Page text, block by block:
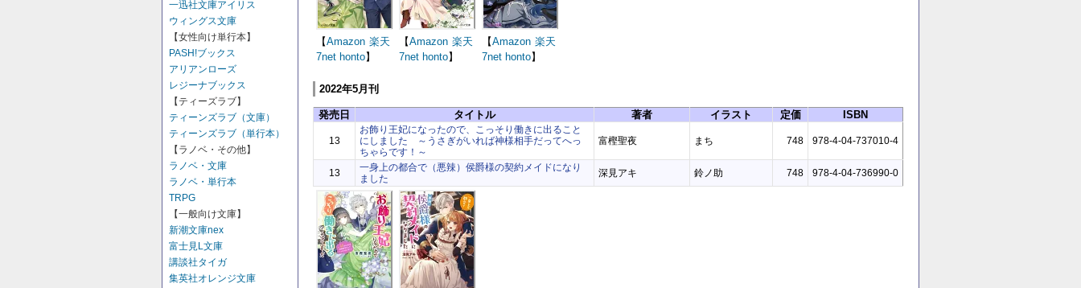
一迅社文庫アイリス
ウィングス文庫
【女性向け単行本】
PASH!ブックス
アリアンローズ
レジーナブックス
【ティーズラブ】
ティーンズラブ（文庫）
ティーンズラブ（単行本）
【ラノベ・その他】
ラノベ・文庫
ラノベ・単行本
TRPG
【一般向け文庫】
新潮文庫nex
富士見L文庫
講談社タイガ
集英社オレンジ文庫
【Amazon 楽天
7net honto】
【Amazon 楽天
7net honto】
【Amazon 楽天
7net honto】
2022年5月刊
発売日 タイトル 著者 イラスト 定価 ISBN
13
お飾り王妃になったので、こっそり働きに出ること
にしました ～うさぎがいれば神様相手だってへっ
ちゃらです！～
富樫聖夜 まち 748 978-4-04-737010-4
13
一身上の都合で（悪辣）侯爵様の契約メイドになり
ました
深見アキ 鈴ノ助 748 978-4-04-736990-0